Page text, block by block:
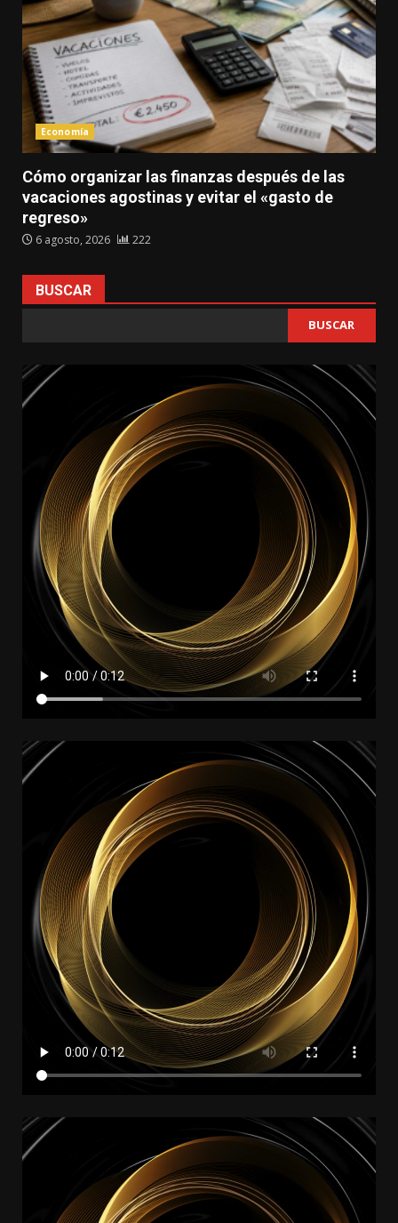
Economía
Cómo organizar las finanzas después de las
vacaciones agostinas y evitar el «gasto de
regreso»
6 agosto, 2026 222
BUSCAR
BUSCAR